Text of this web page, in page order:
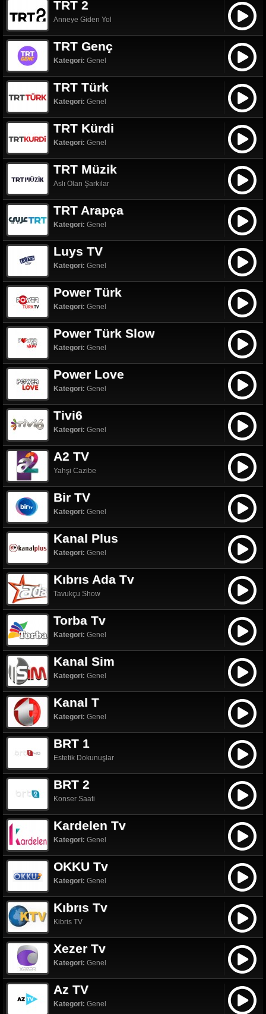
TRT 2
Anneye Giden Yol
TRT Genç
Kategori: Genel
TRT Türk
Kategori: Genel
TRT Kürdi
Kategori: Genel
TRT Müzik
Aslı Olan Şarkılar
TRT Arapça
Kategori: Genel
Luys TV
Kategori: Genel
Power Türk
Kategori: Genel
Power Türk Slow
Kategori: Genel
Power Love
Kategori: Genel
Tivi6
Kategori: Genel
A2 TV
Yahşi Cazibe
Bir TV
Kategori: Genel
Kanal Plus
Kategori: Genel
Kıbrıs Ada Tv
Tavukçu Show
Torba Tv
Kategori: Genel
Kanal Sim
Kategori: Genel
Kanal T
Kategori: Genel
BRT 1
Estetik Dokunuşlar
BRT 2
Konser Saati
Kardelen Tv
Kategori: Genel
OKKU Tv
Kategori: Genel
Kıbrıs Tv
Kibris TV
Xezer Tv
Kategori: Genel
Az TV
Kategori: Genel